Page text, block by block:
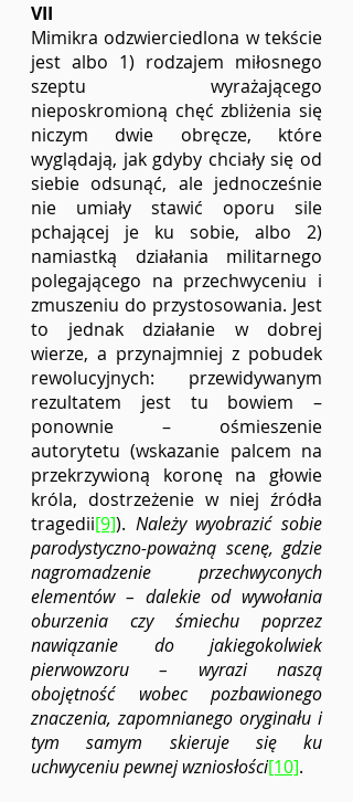
VII
Mimikra odzwierciedlona w tekście
jest albo 1) rodzajem miłosnego
szeptu wyrażającego
nieposkromioną chęć zbliżenia się
niczym dwie obręcze, które
wyglądają, jak gdyby chciały się od
siebie odsunąć, ale jednocześnie
nie umiały stawić oporu sile
pchającej je ku sobie, albo 2)
namiastką działania militarnego
polegającego na przechwyceniu i
zmuszeniu do przystosowania. Jest
to jednak działanie w dobrej
wierze, a przynajmniej z pobudek
rewolucyjnych: przewidywanym
rezultatem jest tu bowiem –
ponownie – ośmieszenie
autorytetu (wskazanie palcem na
przekrzywioną koronę na głowie
króla, dostrzeżenie w niej źródła
tragedii[9]). Należy wyobrazić sobie
parodystyczno-poważną scenę, gdzie
nagromadzenie przechwyconych
elementów – dalekie od wywołania
oburzenia czy śmiechu poprzez
nawiązanie do jakiegokolwiek
pierwowzoru – wyrazi naszą
obojętność wobec pozbawionego
znaczenia, zapomnianego oryginału i
tym samym skieruje się ku
uchwyceniu pewnej wzniosłości[10].